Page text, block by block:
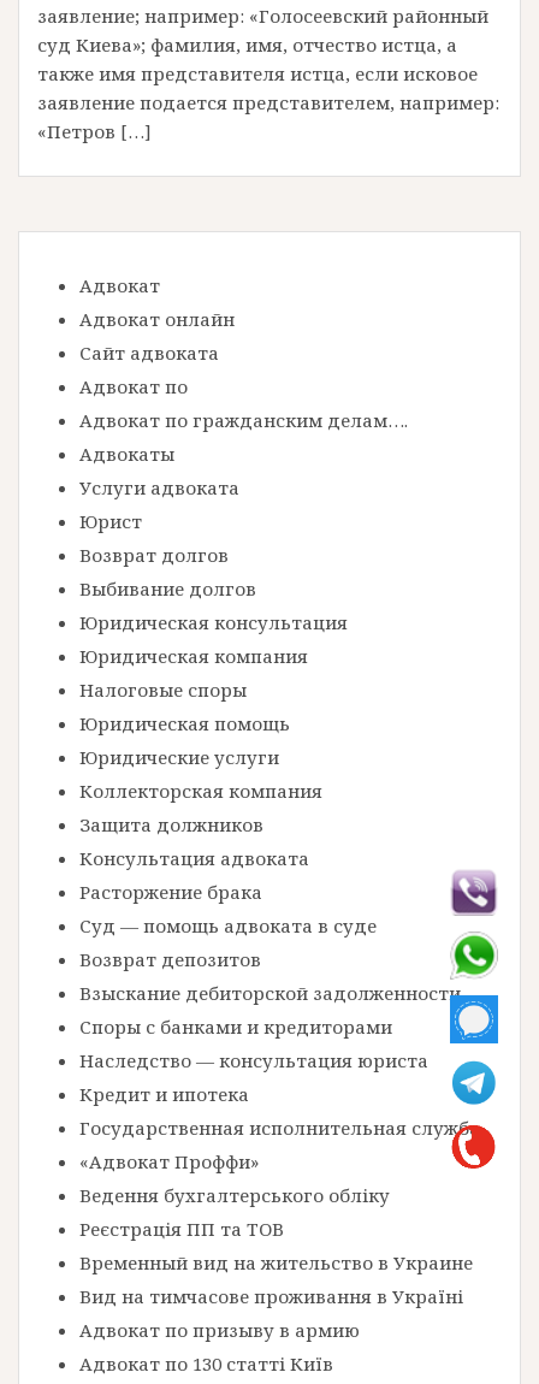
заявление; например: «Голосеевский районный
суд Киева»; фамилия, имя, отчество истца, а
также имя представителя истца, если исковое
заявление подается представителем, например:
«Петров […]
Адвокат
Адвокат онлайн
Сайт адвоката
Адвокат по
Адвокат по гражданским делам….
Адвокаты
Услуги адвоката
Юрист
Возврат долгов
Выбивание долгов
Юридическая консультация
Юридическая компания
Налоговые споры
Юридическая помощь
Юридические услуги
Коллекторская компания
Защита должников
Консультация адвоката
Расторжение брака
Суд — помощь адвоката в суде
Возврат депозитов
Взыскание дебиторской задолженности
Споры с банками и кредиторами
Наследство — консультация юриста
Кредит и ипотека
Государственная исполнительная служба
«Адвокат Проффи»
Ведення бухгалтерського обліку
Реєстрація ПП та ТОВ
Временный вид на жительство в Украине
Вид на тимчасове проживання в Україні
Адвокат по призыву в армию
Адвокат по 130 статті Київ